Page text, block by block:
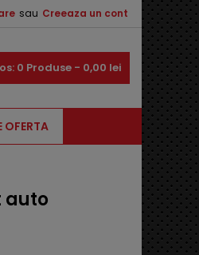
sau Creeaza un cont
0 Produse - 0,00 lei
OFERTA
auto